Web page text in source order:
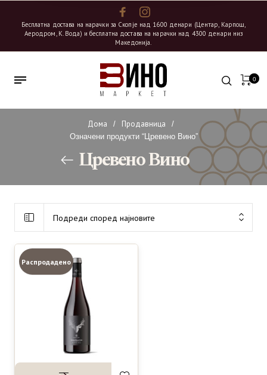
Бесплатна достава на нарачки за Скопје над 1600 денари (Центар, Карпош,
Аеродром, К. Вода) и бесплатна достава на нарачки над 4300 денари низ
Македонија.
0
Дома / Продавница
/
Означени продукти “Цревено Вино”
Цревено Вино
Подреди според најновите
Распродадено